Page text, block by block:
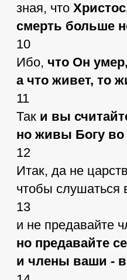
зная, что
смерть больше
10
Ибо, что Он
а что живет, то
11
Так и вы
но живы Богу во
12
Итак, да не
чтобы слушаться
13
и не предавайте
но предавайте
и члены ваши - в